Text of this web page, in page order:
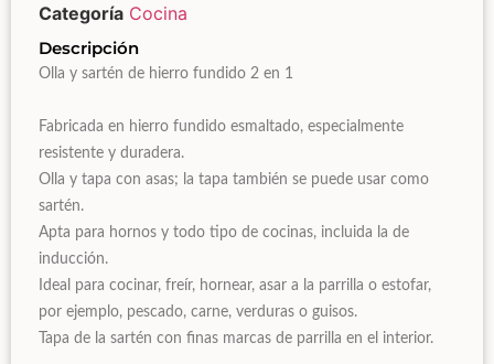
Categoría Cocina
Descripción
Olla y sartén de hierro fundido 2 en 1
Fabricada en hierro fundido esmaltado, especialmente
resistente y duradera.
Olla y tapa con asas; la tapa también se puede usar como
sartén.
Apta para hornos y todo tipo de cocinas, incluida la de
inducción.
Ideal para cocinar, freír, hornear, asar a la parrilla o estofar,
por ejemplo, pescado, carne, verduras o guisos.
Tapa de la sartén con finas marcas de parrilla en el interior.